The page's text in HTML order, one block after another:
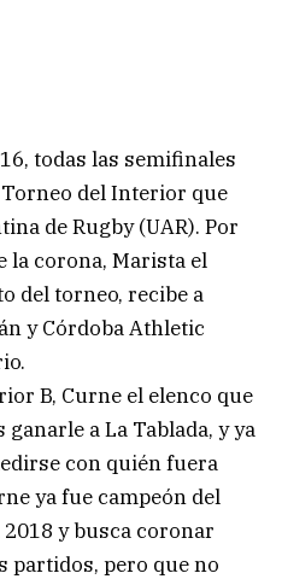
todas las semifinales
del Interior que
de Rugby (UAR). Por
la corona, Marista el
del torneo, recibe a
y Córdoba Athletic
B, Curne el elenco que
a La Tablada, y ya
con quién fuera
ya fue campeón del
y busca coronar
partidos, pero que no